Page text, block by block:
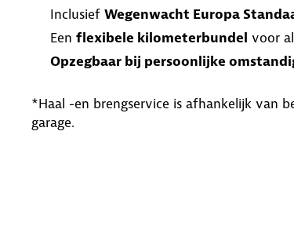
Inclusief Wegenwacht Europa
Een flexibele kilometerbundel voor
Opzegbaar bij persoonlijke
*Haal -en brengservice is afhankelijk van
garage.